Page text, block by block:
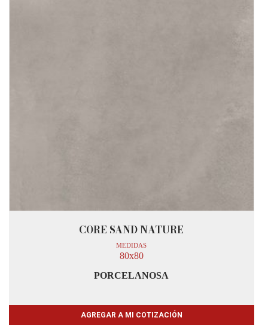
CORE SAND NATURE
MEDIDAS
80x80
PORCELANOSA
AGREGAR A MI COTIZACIÓN